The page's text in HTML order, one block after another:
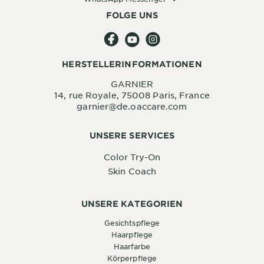
UNSERE SERVICES
Color Try-On
Skin Coach
UNSERE KATEGORIEN
Gesichtspflege
Haarpflege
Haarfarbe
Körperpflege
FOLGE UNS
HERSTELLERINFORMATIONEN
GARNIER
14, rue Royale, 75008 Paris, France
garnier@de.oaccare.com